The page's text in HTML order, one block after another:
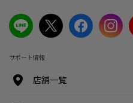
サポート情報
店舗一覧